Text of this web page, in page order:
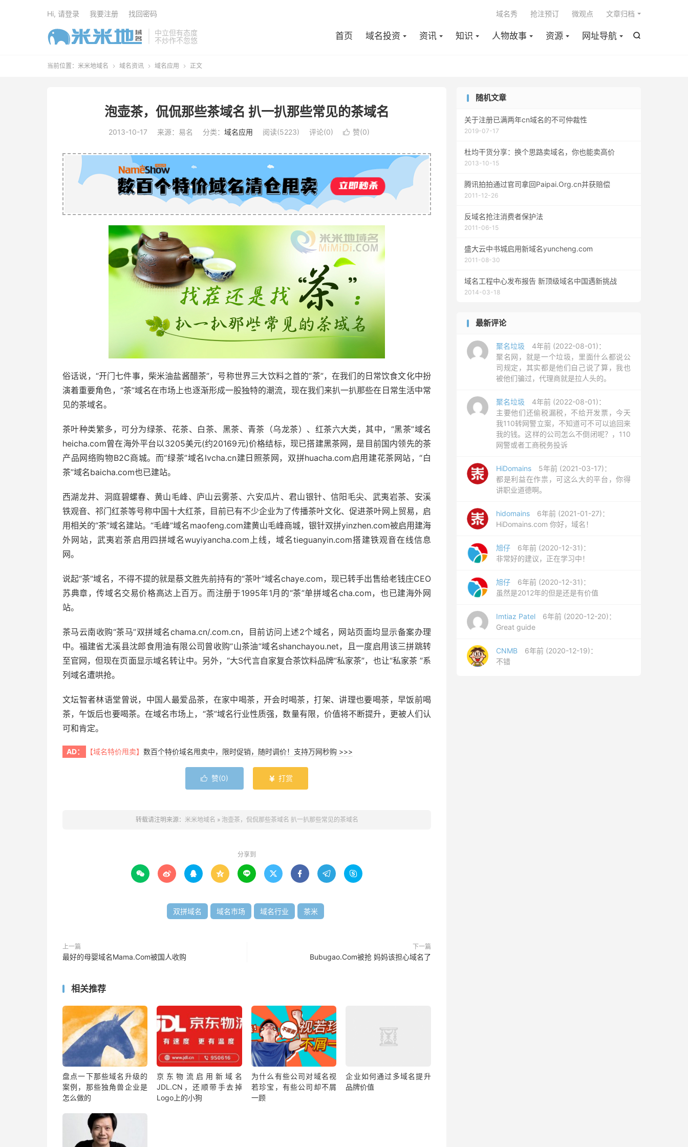
中立但有态度
不炒作不忽悠

首页 域名投资 资讯 知识 人物故事 资源 网址导航
域名秀 抢注预订 微观点 文章归档
Hi, 请登录 我要注册 找回密码
当前位置： 米米地域名  域名资讯  域名应用  正文
泡壶茶，侃侃那些茶域名 扒一扒那些常见的茶域名
2013-10-17 来源：易名 分类： 域名应用 阅读(5223) 评论(0)  赞(0)
俗话说，“开门七件事，柴米油盐酱醋茶”，号称世界三大饮料之首的“茶”，在我们的日常饮食文化中扮
演着重要角色，“茶”域名在市场上也逐渐形成一股独特的潮流，现在我们来扒一扒那些在日常生活中常
见的茶域名。
茶叶种类繁多，可分为绿茶、花茶、白茶、黑茶、青茶（乌龙茶）、红茶六大类，其中，“黑茶”域名
heicha.com曾在海外平台以3205美元(约20169元)价格结标，现已搭建黑茶网，是目前国内领先的茶
产品网络购物B2C商城。而“绿茶”域名lvcha.cn建日照茶网，双拼huacha.com启用建花茶网站，“白
茶”域名baicha.com也已建站。
西湖龙井、洞庭碧螺春、黄山毛峰、庐山云雾茶、六安瓜片、君山银针、信阳毛尖、武夷岩茶、安溪
铁观音、祁门红茶等号称中国十大红茶，目前已有不少企业为了传播茶叶文化、促进茶叶网上贸易，启
用相关的“茶”域名建站。“毛峰”域名maofeng.com建黄山毛峰商城，银针双拼yinzhen.com被启用建海
外网站，武夷岩茶启用四拼域名wuyiyancha.com上线，域名tieguanyin.com搭建铁观音在线信息
网。
说起“茶”域名，不得不提的就是蔡文胜先前持有的“茶叶”域名chaye.com，现已转手出售给老钱庄CEO
苏典章，传域名交易价格高达上百万。而注册于1995年1月的“茶”单拼域名cha.com，也已建海外网
站。
茶马云南收购“茶马”双拼域名chama.cn/.com.cn，目前访问上述2个域名，网站页面均显示备案办理
中。福建省尤溪县沈郎食用油有限公司曾收购“山茶油”域名shanchayou.net，且一度启用该三拼跳转
至官网，但现在页面显示域名转让中。另外，“大S代言自家复合茶饮料品牌“私家茶”，也让“私家茶 ”系
列域名遭哄抢。
文坛智者林语堂曾说，中国人最爱品茶，在家中喝茶，开会时喝茶，打架、讲理也要喝茶，早饭前喝
茶，午饭后也要喝茶。在域名市场上，“茶”域名行业性质强，数量有限，价值将不断提升，更被人们认
可和肯定。
AD： 【域名特价甩卖】 数百个特价域名甩卖中，限时促销，随时调价！支持万网秒购 >>>
 赞(0)  打赏
转载请注明来源： 米米地域名 » 泡壶茶，侃侃那些茶域名 扒一扒那些常见的茶域名
分享到
        
双拼域名 域名市场 域名行业 茶米
上一篇
最好的母婴域名Mama.Com被国人收购
下一篇
Bubugao.Com被抢 妈妈该担心域名了
相关推荐
盘点一下那些域名升级的
案例，那些独角兽企业是
怎么做的
京东物流启用新域名
JDL.CN，还顺带手去掉
Logo上的小狗
为什么有些公司对域名视
若珍宝，有些公司却不屑
一顾
企业如何通过多域名提升
品牌价值
随机文章
关于注册已满两年cn域名的不可仲裁性
2019-07-17
杜均干货分享：换个思路卖域名，你也能卖高价
2013-10-15
腾讯拍拍通过官司拿回Paipai.Org.cn并获赔偿
2011-12-26
反域名抢注消费者保护法
2011-06-15
盛大云中书城启用新域名yuncheng.com
2011-08-30
域名工程中心发布报告 新顶级域名中国遇新挑战
2014-03-18
最新评论
聚名垃圾
4年前 (2022-08-01)：
聚名网，就是一个垃圾，里面什么都说公
司规定，其实都是他们自己说了算，我也
被他们骗过，代理商就是拉人头的。
聚名垃圾
4年前 (2022-08-01)：
主要他们还偷税漏税，不给开发票，今天
我110转网警立案，不知道可不可以追回来
我的钱。这样的公司怎么不倒闭呢？，110
网警或者工商税务投诉
HiDomains
5年前 (2021-03-17)：
都是利益在作祟，可这么大的平台，你得
讲职业道德啊。
hidomains
6年前 (2021-01-27)：
HiDomains.com 你好，域名！
旭仔
6年前 (2020-12-31)：
非常好的建议，正在学习中！
旭仔
6年前 (2020-12-31)：
虽然是2012年的但是还是有价值
Imtiaz Patel
6年前 (2020-12-20)：
Great guide
CNMB
6年前 (2020-12-19)：
不错